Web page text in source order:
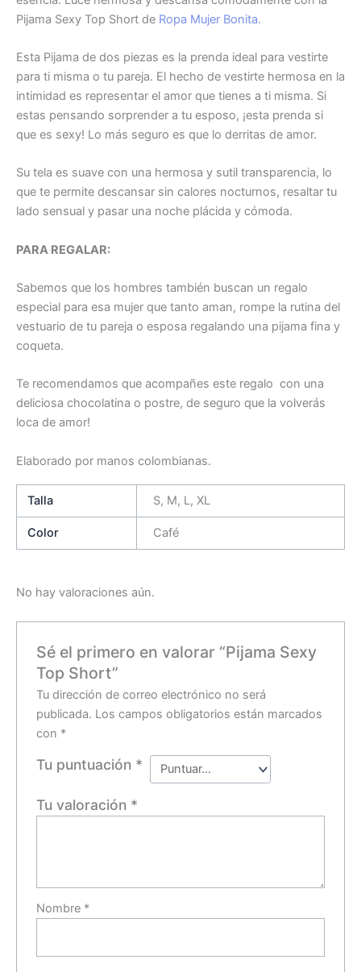
Pijama Sexy Top Short de Ropa Mujer Bonita.
Esta Pijama de dos piezas es la prenda ideal para vestirte
para ti misma o tu pareja. El hecho de vestirte hermosa en la
intimidad es representar el amor que tienes a ti misma. Si
estas pensando sorprender a tu esposo, ¡esta prenda si
que es sexy! Lo más seguro es que lo derritas de amor.
Su tela es suave con una hermosa y sutil transparencia, lo
que te permite descansar sin calores nocturnos, resaltar tu
lado sensual y pasar una noche plácida y cómoda.
PARA REGALAR:
Sabemos que los hombres también buscan un regalo
especial para esa mujer que tanto aman, rompe la rutina del
vestuario de tu pareja o esposa regalando una pijama fina y
coqueta.
Te recomendamos que acompañes este regalo con una
deliciosa chocolatina o postre, de seguro que la volverás
loca de amor!
Elaborado por manos colombianas.
Talla S, M, L, XL
Color Café
No hay valoraciones aún.
Sé el primero en valorar “Pijama Sexy
Top Short”
Tu dirección de correo electrónico no será
publicada. Los campos obligatorios están marcados
con *
Tu puntuación *
Tu valoración *
Nombre *